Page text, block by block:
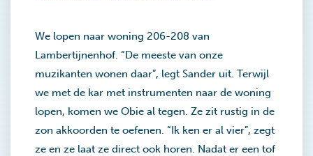
We lopen naar woning 206-208 van
Lambertijnenhof. “De meeste van onze
muzikanten wonen daar”, legt Sander uit. Terwijl
we met de kar met instrumenten naar de woning
lopen, komen we Obie al tegen. Ze zit rustig in de
zon akkoorden te oefenen. “Ik ken er al vier”, zegt
ze en ze laat ze direct ook horen. Nadat er een tof